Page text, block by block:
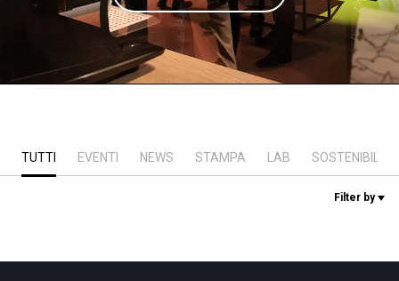
TUTTI EVENTI NEWS STAMPA LAB SOSTENIBILITÀ
Filter by
La nostra storia
Sostenibilità